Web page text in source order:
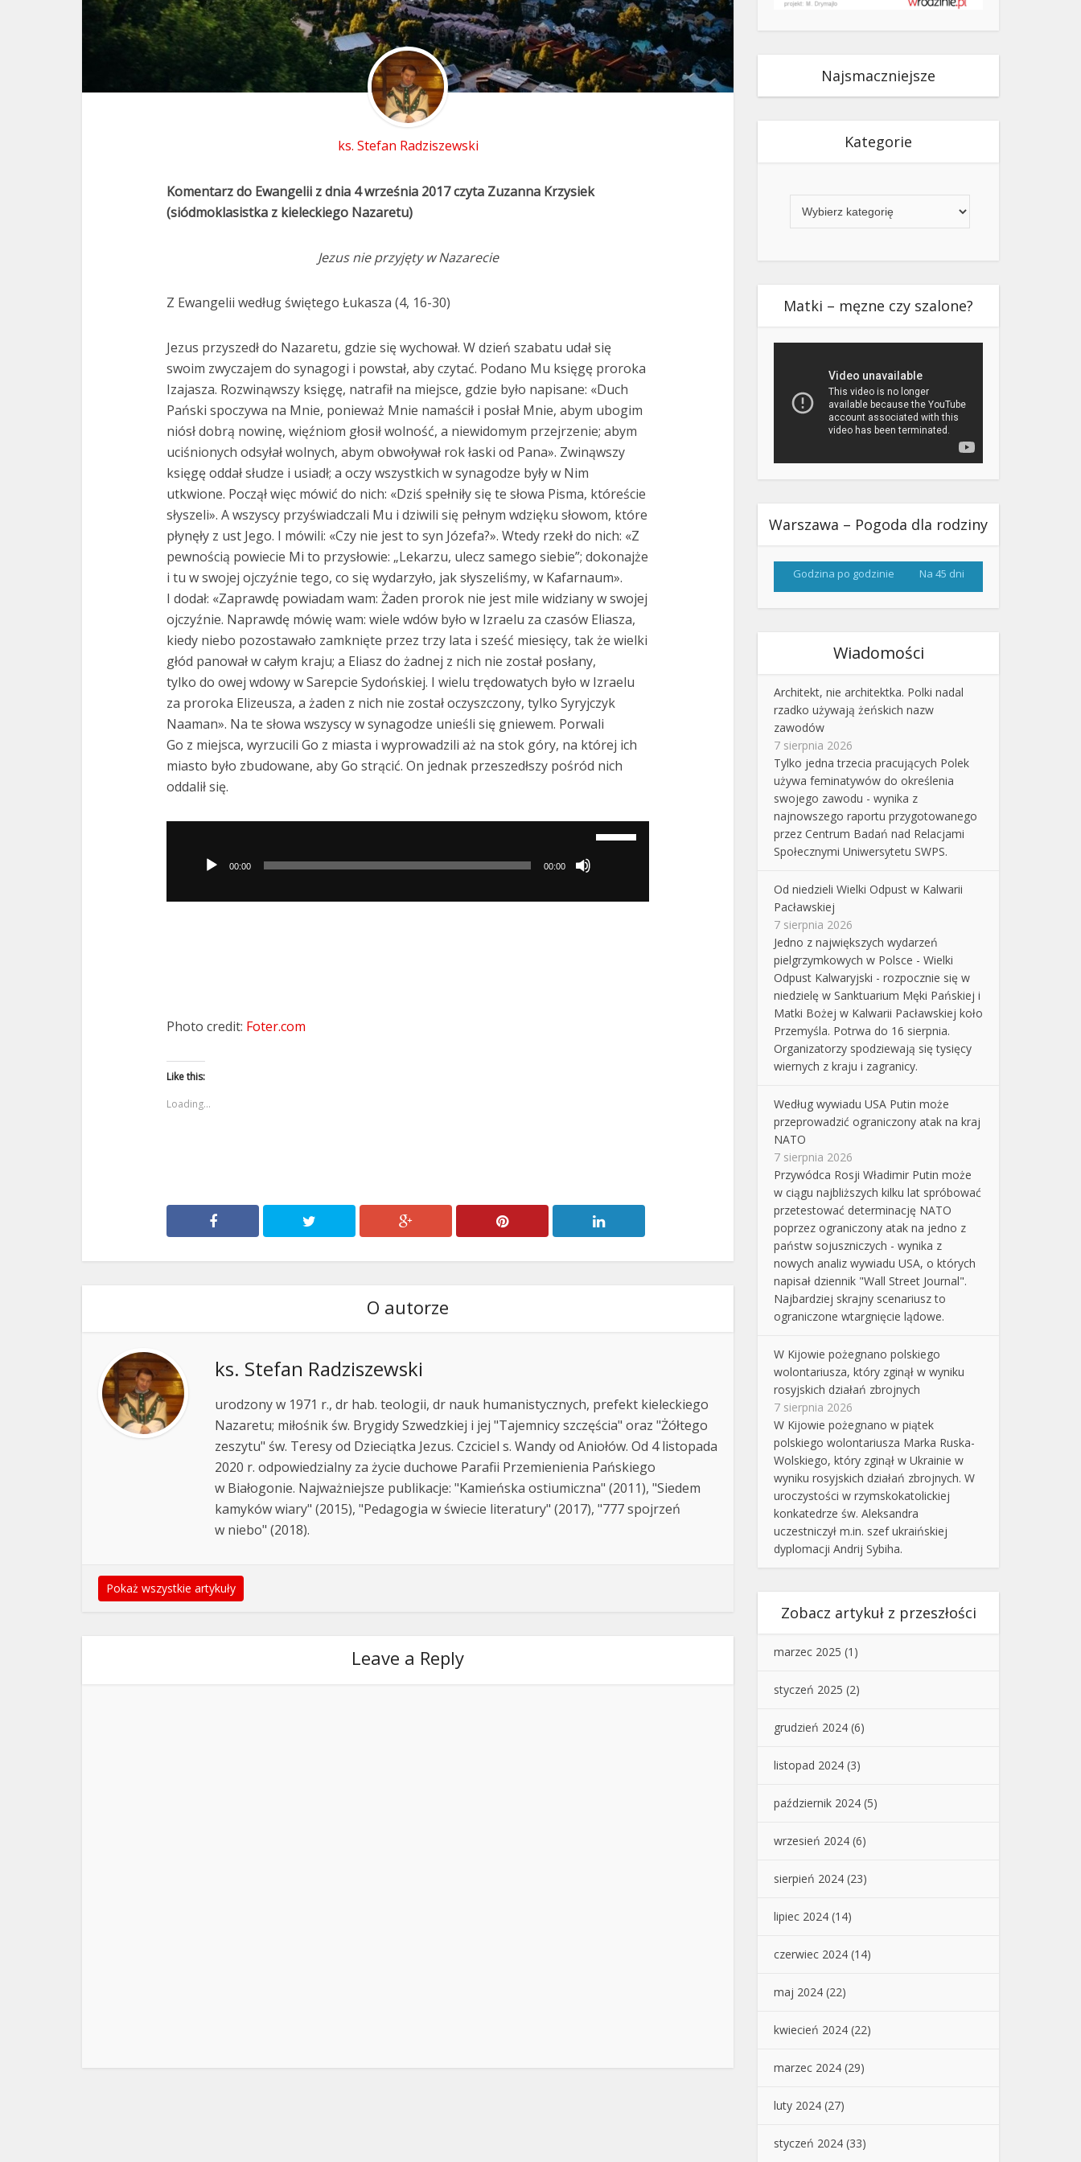
ks. Stefan Radziszewski
Komentarz do Ewangelii z dnia 4 września 2017 czyta Zuzanna Krzysiek
(siódmoklasistka z kieleckiego Nazaretu)
Jezus nie przyjęty w Nazarecie
Z Ewangelii według świętego Łukasza (4, 16-30)
Jezus przyszedł do Nazaretu, gdzie się wychował. W dzień szabatu udał się
swoim zwyczajem do synagogi i powstał, aby czytać. Podano Mu księgę proroka
Izajasza. Rozwinąwszy księgę, natrafił na miejsce, gdzie było napisane: «Duch
Pański spoczywa na Mnie, ponieważ Mnie namaścił i posłał Mnie, abym ubogim
niósł dobrą nowinę, więźniom głosił wolność, a niewidomym przejrzenie; abym
uciśnionych odsyłał wolnych, abym obwoływał rok łaski od Pana». Zwinąwszy
księgę oddał słudze i usiadł; a oczy wszystkich w synagodze były w Nim
utkwione. Począł więc mówić do nich: «Dziś spełniły się te słowa Pisma, któreście
słyszeli». A wszyscy przyświadczali Mu i dziwili się pełnym wdzięku słowom, które
płynęły z ust Jego. I mówili: «Czy nie jest to syn Józefa?». Wtedy rzekł do nich: «Z
pewnością powiecie Mi to przysłowie: „Lekarzu, ulecz samego siebie”; dokonajże
i tu w swojej ojczyźnie tego, co się wydarzyło, jak słyszeliśmy, w Kafarnaum».
I dodał: «Zaprawdę powiadam wam: Żaden prorok nie jest mile widziany w swojej
ojczyźnie. Naprawdę mówię wam: wiele wdów było w Izraelu za czasów Eliasza,
kiedy niebo pozostawało zamknięte przez trzy lata i sześć miesięcy, tak że wielki
głód panował w całym kraju; a Eliasz do żadnej z nich nie został posłany,
tylko do owej wdowy w Sarepcie Sydońskiej. I wielu trędowatych było w Izraelu
za proroka Elizeusza, a żaden z nich nie został oczyszczony, tylko Syryjczyk
Naaman». Na te słowa wszyscy w synagodze unieśli się gniewem. Porwali
Go z miejsca, wyrzucili Go z miasta i wyprowadzili aż na stok góry, na której ich
miasto było zbudowane, aby Go strącić. On jednak przeszedłszy pośród nich
oddalił się.
dźwiękowych
00:00 00:00
Photo credit: Foter.com
Like this:
Loading...
O autorze
ks. Stefan Radziszewski
urodzony w 1971 r., dr hab. teologii, dr nauk humanistycznych, prefekt kieleckiego
Nazaretu; miłośnik św. Brygidy Szwedzkiej i jej "Tajemnicy szczęścia" oraz "Żółtego
zeszytu" św. Teresy od Dzieciątka Jezus. Czciciel s. Wandy od Aniołów. Od 4 listopada
2020 r. odpowiedzialny za życie duchowe Parafii Przemienienia Pańskiego
w Białogonie. Najważniejsze publikacje: "Kamieńska ostiumiczna" (2011), "Siedem
kamyków wiary" (2015), "Pedagogia w świecie literatury" (2017), "777 spojrzeń
w niebo" (2018).
Pokaż wszystkie artykuły
Leave a Reply
Najsmaczniejsze
Kategorie
Matki – męzne czy szalone?
Warszawa – Pogoda dla rodziny
Godzina po godzinie Na 45 dni
Wiadomości
Architekt, nie architektka. Polki nadal
rzadko używają żeńskich nazw
zawodów
7 sierpnia 2026
Tylko jedna trzecia pracujących Polek
używa feminatywów do określenia
swojego zawodu - wynika z
najnowszego raportu przygotowanego
przez Centrum Badań nad Relacjami
Społecznymi Uniwersytetu SWPS.
Od niedzieli Wielki Odpust w Kalwarii
Pacławskiej
7 sierpnia 2026
Jedno z największych wydarzeń
pielgrzymkowych w Polsce - Wielki
Odpust Kalwaryjski - rozpocznie się w
niedzielę w Sanktuarium Męki Pańskiej i
Matki Bożej w Kalwarii Pacławskiej koło
Przemyśla. Potrwa do 16 sierpnia.
Organizatorzy spodziewają się tysięcy
wiernych z kraju i zagranicy.
Według wywiadu USA Putin może
przeprowadzić ograniczony atak na kraj
NATO
7 sierpnia 2026
Przywódca Rosji Władimir Putin może
w ciągu najbliższych kilku lat spróbować
przetestować determinację NATO
poprzez ograniczony atak na jedno z
państw sojuszniczych - wynika z
nowych analiz wywiadu USA, o których
napisał dziennik "Wall Street Journal".
Najbardziej skrajny scenariusz to
ograniczone wtargnięcie lądowe.
W Kijowie pożegnano polskiego
wolontariusza, który zginął w wyniku
rosyjskich działań zbrojnych
7 sierpnia 2026
W Kijowie pożegnano w piątek
polskiego wolontariusza Marka Ruska-
Wolskiego, który zginął w Ukrainie w
wyniku rosyjskich działań zbrojnych. W
uroczystości w rzymskokatolickiej
konkatedrze św. Aleksandra
uczestniczył m.in. szef ukraińskiej
dyplomacji Andrij Sybiha.
Zobacz artykuł z przeszłości
marzec 2025 (1)
styczeń 2025 (2)
grudzień 2024 (6)
listopad 2024 (3)
październik 2024 (5)
wrzesień 2024 (6)
sierpień 2024 (23)
lipiec 2024 (14)
czerwiec 2024 (14)
maj 2024 (22)
kwiecień 2024 (22)
marzec 2024 (29)
luty 2024 (27)
styczeń 2024 (33)